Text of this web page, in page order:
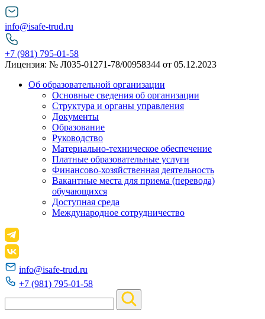
info@isafe-trud.ru
+7 (981) 795-01-58
Лицензия: № Л035-01271-78/00958344 от 05.12.2023
Об образовательной организации
Основные сведения об организации
Структура и органы управления
Документы
Образование
Руководство
Материально-техническое обеспечение
Платные образовательные услуги
Финансово-хозяйственная деятельность
Вакантные места для приема (перевода)
обучающихся
Доступная среда
Международное сотрудничество
info@isafe-trud.ru
+7 (981) 795-01-58